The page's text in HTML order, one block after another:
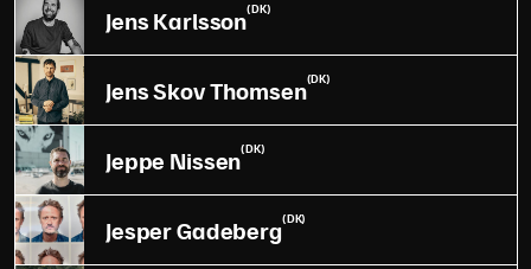
Jens Karlsson(DK)
Jens Skov Thomsen(DK)
Jeppe Nissen(DK)
Jesper Gadeberg(DK)